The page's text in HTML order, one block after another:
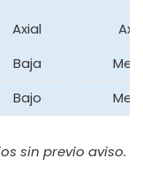
Axial
Baja
Bajo
sin previo aviso.